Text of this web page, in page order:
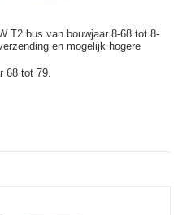
T2 bus van bouwjaar 8-68 tot 8-
en mogelijk hogere
68 tot 79.